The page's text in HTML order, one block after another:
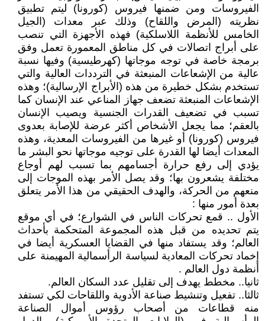
الفيروسات ومن ضمنها فيروس (كورونا) ليتم تطبيق
نظريته (المرض واللقاح) وذلك عبر معدات (الجيل
الخامس للأنظمة اللاسلكية) فهذه الأجهزة التي تنصب
على أبراج اتصالات في كل مناطق المعمورة تعمل وفق
برمجة خاصة في توجه موجاتها (كھرطیسیة) وفيها نسبة
عالية من الإشعاعات المنبعثة في الترددات العالية والتي
تستخدم بشكل خطيرة من هذه (الأبراج الإرسالية)؛ وهذه
الإشعاعات المنبعثة تضعف جهاز المناعي عند الإنسان كما
تسبب في تضعيف القدرات الجنسية ويصيب الإنسان
بالعقم؛ مما یجعل الأشخاص أكثر عرضة للإصابة بعدوى
فیروس (كورونا) أو غيرها من الفيروسات المعدية، وهذه
المعدات أيضا لها القدرة على توجيه موجاتها نحو البشر ما
يؤدي إلى رفع حرارة أجسامهم بما تسبب لهم أوجاع
مختلفة يشعرون بها؛ وقد يصل الأمر بهذه الموجات إلى
منعهم من الحركة، والهدف الحقيقي من هذا الأمر يتعلق
بعدة أمور منها :
الأول .. قمع تحركات الناس في الشوارع؛ في أي موقع
يتم تحديده من قبل هذه المجموعة المتحكمة بأحداث
العالم؛ وقد يستفاد منها في القضايا العسكرية أيضا في
إخماد تحركات المعادية لسياسة الرأسمالية المهيمنة على
أنظمة دول العالم .
ثانيا.. مخطط يهدف إلى تقليل عدد السكان العالم.
ثالثا.. تفعيل وتنشيط صناعة الأدوية واللقاحات لكي تستفد
منه قطاعات من أصحاب رؤوس أموال الصناعة